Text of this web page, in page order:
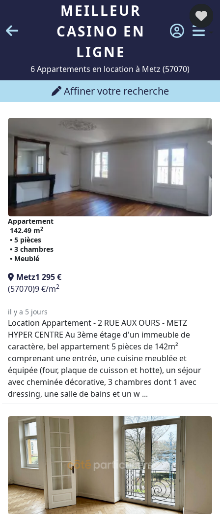
MEILLEUR
CASINO EN
LIGNE
6 Appartements en location à Metz (57070)
Affiner votre recherche
Appartement
142.49 m2
• 5 pièces
• 3 chambres
• Meublé
Metz1 295 €
(57070)9 €/m2
il y a 5 jours
Location Appartement - 2 RUE AUX OURS - METZ
HYPER CENTRE Au 3ème étage d'un immeuble de
caractère, bel appartement 5 pièces de 142m²
comprenant une entrée, une cuisine meublée et
équipée (four, plaque de cuisson et hotte), un séjour
avec cheminée décorative, 3 chambres dont 1 avec
dressing, une salle de bains et un w ...